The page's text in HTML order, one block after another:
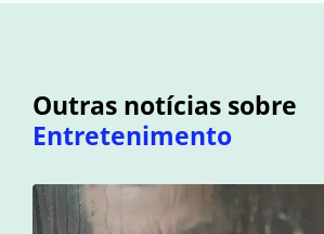
Outras notícias sobre
Entretenimento